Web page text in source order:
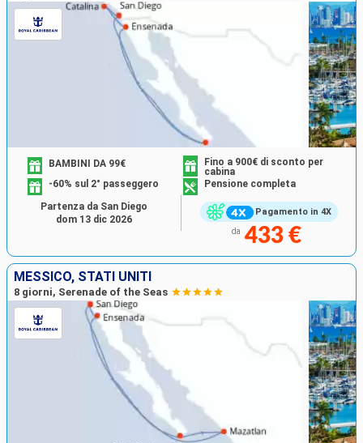
Pagamento in 4X
BAMBINI DA 99€
Fino a 900€ di sconto per
cabina
-60% sul 2° passeggero
Pensione completa
da 433 €
Partenza da San Diego
dom 13 dic 2026
MESSICO, STATI UNITI
8 giorni, Serenade of the Seas